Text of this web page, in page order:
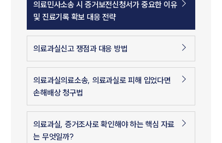
의료민사소송 시 증거보전신청서가 중요한 이유
및 진료기록 확보 대응 전략
의료과실신고 쟁점과 대응 방법
의료과실의료소송, 의료과실로 피해 입었다면
손해배상 청구법
의료과실, 증거조사로 확인해야 하는 핵심 자료
는 무엇일까?